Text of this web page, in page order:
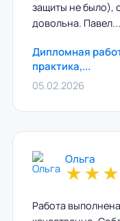
защиты не было),
довольна. Павел...
Дипломная
практика,...
05.02.2026
Ольга
★★★
Работа